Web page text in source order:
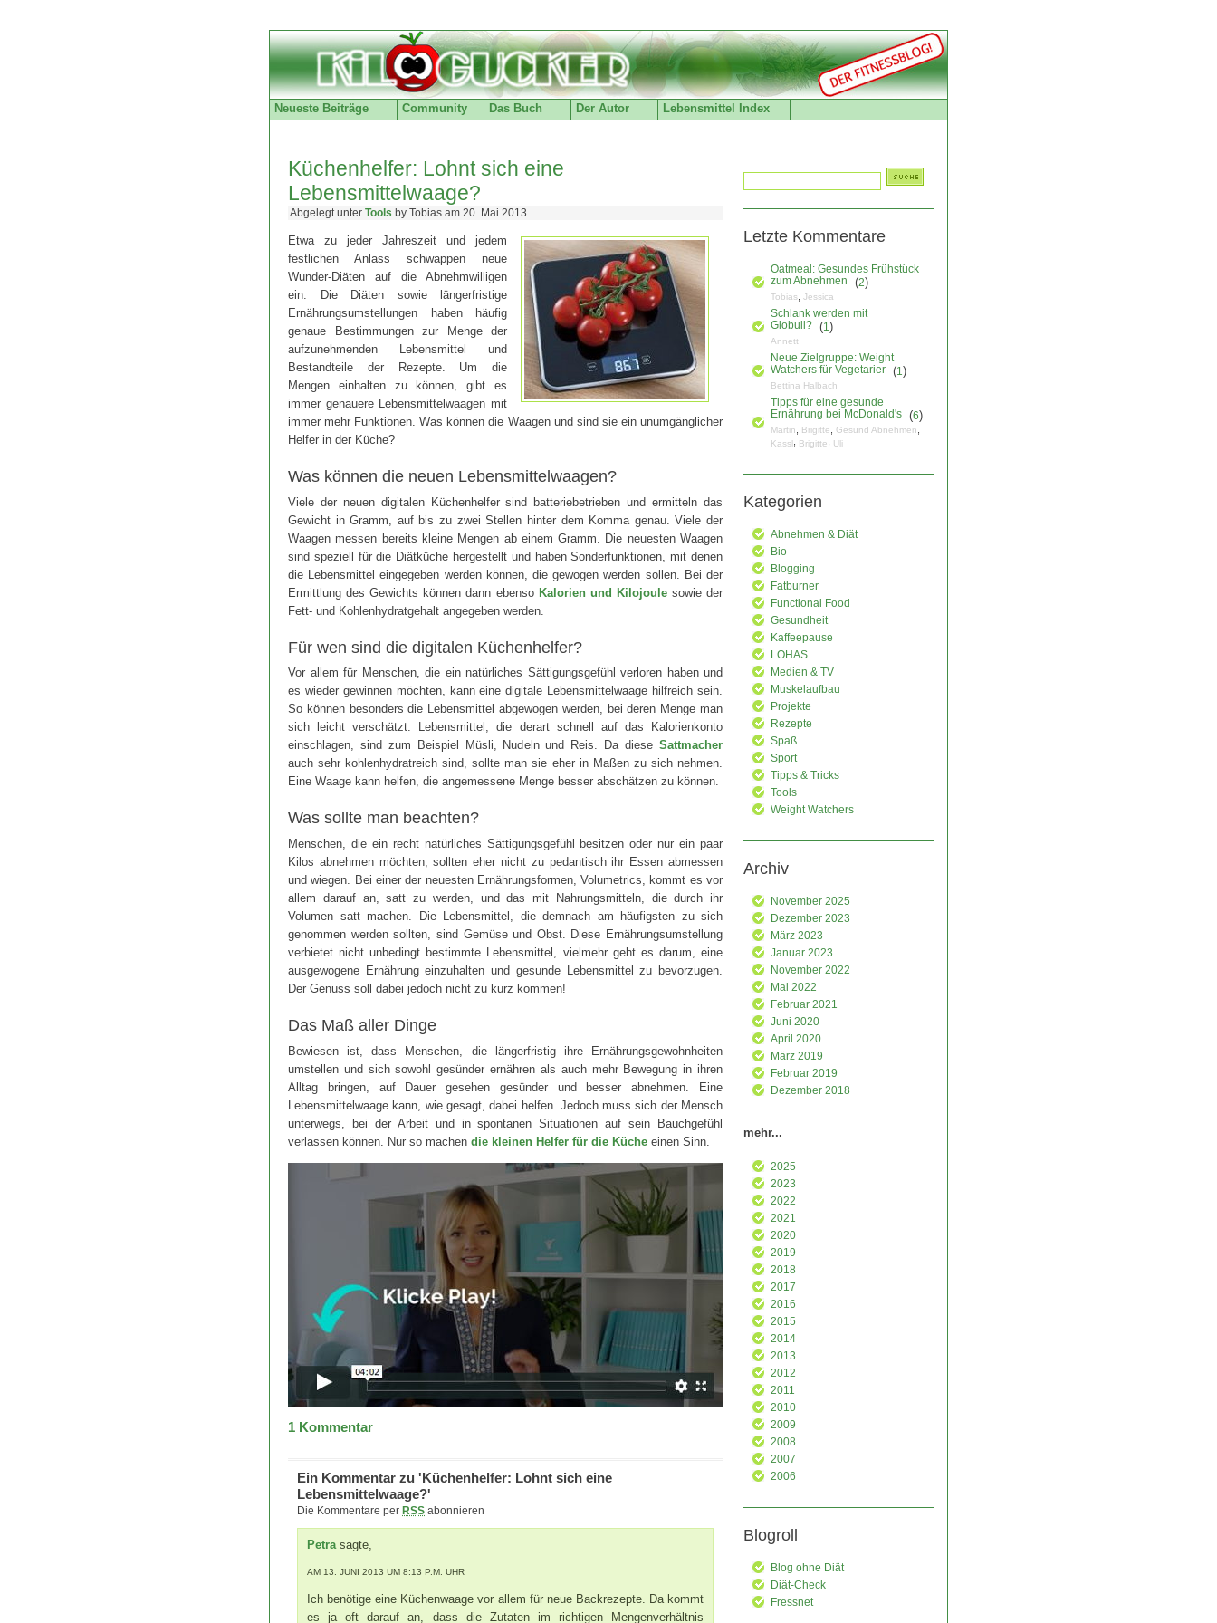
Neueste Beiträge Community Das Buch Der Autor Lebensmittel Index
Küchenhelfer: Lohnt sich eine
Lebensmittelwaage?
Abgelegt unter Tools by Tobias am 20. Mai 2013
Etwa zu jeder Jahreszeit und jedem
festlichen Anlass schwappen neue
Wunder-Diäten auf die Abnehmwilligen
ein. Die Diäten sowie längerfristige
Ernährungsumstellungen haben häufig
genaue Bestimmungen zur Menge der
aufzunehmenden Lebensmittel und
Bestandteile der Rezepte. Um die
Mengen einhalten zu können, gibt es
immer genauere Lebensmittelwaagen mit
immer mehr Funktionen. Was können die Waagen und sind sie ein unumgänglicher
Helfer in der Küche?
Was können die neuen Lebensmittelwaagen?
Viele der neuen digitalen Küchenhelfer sind batteriebetrieben und ermitteln das
Gewicht in Gramm, auf bis zu zwei Stellen hinter dem Komma genau. Viele der
Waagen messen bereits kleine Mengen ab einem Gramm. Die neuesten Waagen
sind speziell für die Diätküche hergestellt und haben Sonderfunktionen, mit denen
die Lebensmittel eingegeben werden können, die gewogen werden sollen. Bei der
Ermittlung des Gewichts können dann ebenso Kalorien und Kilojoulesowie der
Fett- und Kohlenhydratgehalt angegeben werden.
Für wen sind die digitalen Küchenhelfer?
Vor allem für Menschen, die ein natürliches Sättigungsgefühl verloren haben und
es wieder gewinnen möchten, kann eine digitale Lebensmittelwaage hilfreich sein.
So können besonders die Lebensmittel abgewogen werden, bei deren Menge man
sich leicht verschätzt. Lebensmittel, die derart schnell auf das Kalorienkonto
einschlagen, sind zum Beispiel Müsli, Nudeln und Reis. Da diese Sattmacher
auch sehr kohlenhydratreich sind, sollte man sie eher in Maßen zu sich nehmen.
Eine Waage kann helfen, die angemessene Menge besser abschätzen zu können.
Was sollte man beachten?
Menschen, die ein recht natürliches Sättigungsgefühl besitzen oder nur ein paar
Kilos abnehmen möchten, sollten eher nicht zu pedantisch ihr Essen abmessen
und wiegen. Bei einer der neuesten Ernährungsformen, Volumetrics, kommt es vor
allem darauf an, satt zu werden, und das mit Nahrungsmitteln, die durch ihr
Volumen satt machen. Die Lebensmittel, die demnach am häufigsten zu sich
genommen werden sollten, sind Gemüse und Obst. Diese Ernährungsumstellung
verbietet nicht unbedingt bestimmte Lebensmittel, vielmehr geht es darum, eine
ausgewogene Ernährung einzuhalten und gesunde Lebensmittel zu bevorzugen.
Der Genuss soll dabei jedoch nicht zu kurz kommen!
Das Maß aller Dinge
Bewiesen ist, dass Menschen, die längerfristig ihre Ernährungsgewohnheiten
umstellen und sich sowohl gesünder ernähren als auch mehr Bewegung in ihren
Alltag bringen, auf Dauer gesehen gesünder und besser abnehmen. Eine
Lebensmittelwaage kann, wie gesagt, dabei helfen. Jedoch muss sich der Mensch
unterwegs, bei der Arbeit und in spontanen Situationen auf sein Bauchgefühl
verlassen können. Nur so machen die kleinen Helfer für die Küche einen Sinn.
1 Kommentar
Ein Kommentar zu 'Küchenhelfer: Lohnt sich eine
Lebensmittelwaage?'
Die Kommentare per RSS abonnieren
Petra sagte,
AM 13. JUNI 2013 UM 8:13 P.M. UHR
Ich benötige eine Küchenwaage vor allem für neue Backrezepte. Da kommt
es ja oft darauf an, dass die Zutaten im richtigen Mengenverhältnis
Letzte Kommentare
Oatmeal: Gesundes Frühstück
zum Abnehmen (2)
Tobias Jessica
Schlank werden mit
Globuli? (1 )
Annett
Neue Zielgruppe: Weight
Watchers für Vegetarier (1 )
Bettina Halbach
Tipps für eine gesunde
Ernährung bei McDonald's (6)
Martin Brigitte Gesund Abnehmen
Kassl, Brigitte, Uli
Kategorien
Abnehmen & Diät
Bio
Blogging
Fatburner
Functional Food
Gesundheit
Kaffeepause
LOHAS
Medien & TV
Muskelaufbau
Projekte
Rezepte
Spaß
Sport
Tipps & Tricks
Tools
Weight Watchers
Archiv
November 2025
Dezember 2023
März 2023
Januar 2023
November 2022
Mai 2022
Februar 2021
Juni 2020
April 2020
März 2019
Februar 2019
Dezember 2018
mehr...
2025
2023
2022
2021
2020
2019
2018
2017
2016
2015
2014
2013
2012
2011
2010
2009
2008
2007
2006
Blogroll
Blog ohne Diät
Diät-Check
Fressnet